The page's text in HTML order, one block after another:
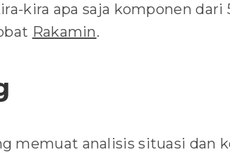
kira apa saja komponen dari
Rakamin.
memuat analisis situasi dan